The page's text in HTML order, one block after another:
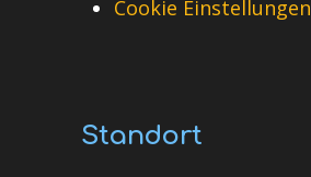
Cookie Einstellungen
Standort